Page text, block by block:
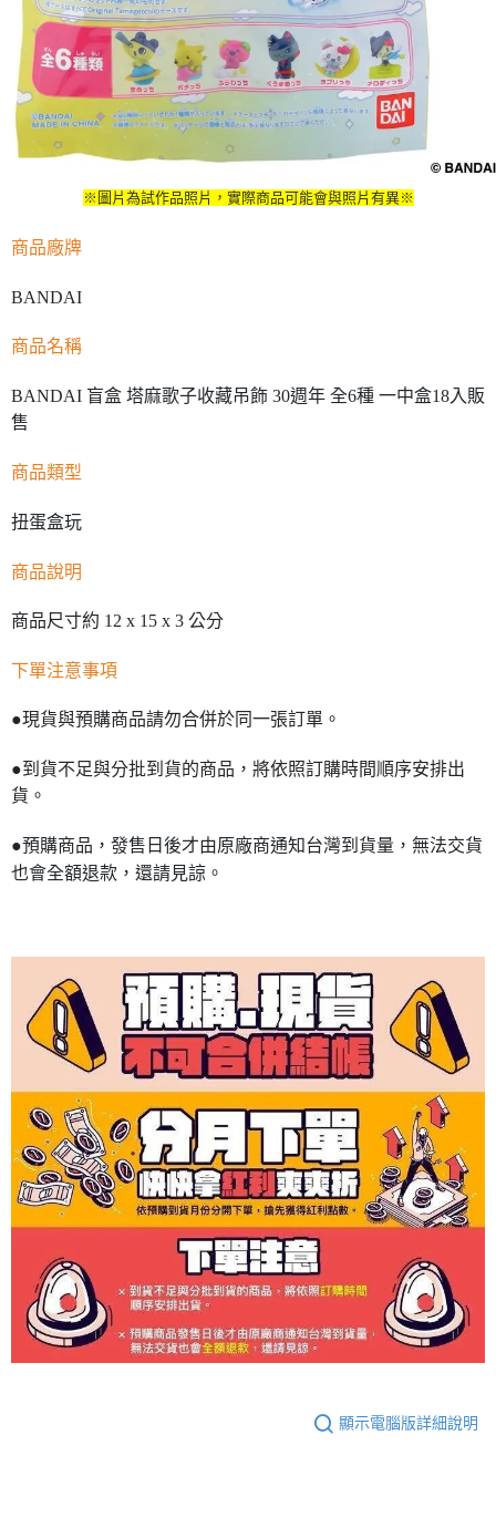
※圖片為試作品照片，實際商品可能會與照片有異※
商品廠牌
BANDAI
商品名稱
BANDAI 盲盒 塔麻歌子收藏吊飾 30週年 全6種 一中盒18入販
售
商品類型
扭蛋盒玩
商品說明
商品尺寸約 12 x 15 x 3 公分
下單注意事項
●現貨與預購商品請勿合併於同一張訂單。
●到貨不足與分批到貨的商品，將依照訂購時間順序安排出
貨。
●預購商品，發售日後才由原廠商通知台灣到貨量，無法交貨
也會全額退款，還請見諒。
顯示電腦版詳細說明